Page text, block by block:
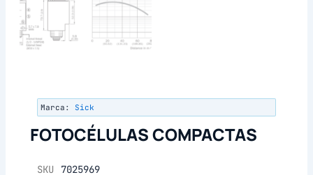
Marca: Sick
FOTOCÉLULAS COMPACTAS
SKU 7025969